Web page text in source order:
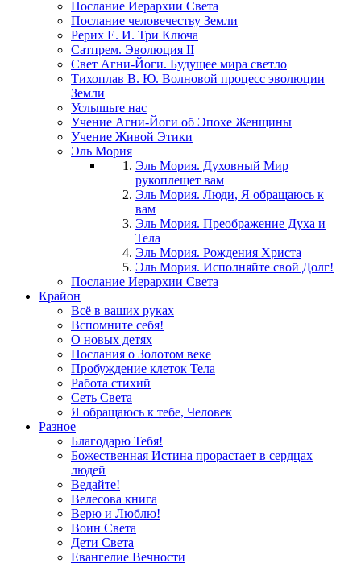
Послание Иерархии Света
Послание человечеству Земли
Рерих Е. И. Три Ключа
Сатпрем. Эволюция II
Свет Агни-Йоги. Будущее мира светло
Тихоплав В. Ю. Волновой процесс эволюции
Земли
Услышьте нас
Учение Агни-Йоги об Эпохе Женщины
Учение Живой Этики
Эль Мория
Эль Мория. Духовный Мир
рукоплещет вам
Эль Мория. Люди, Я обращаюсь к
вам
Эль Мория. Преображение Духа и
Тела
Эль Мория. Рождения Христа
Эль Мория. Исполняйте свой Долг!
Послание Иерархии Света
Крайон
Всё в ваших руках
Вспомните себя!
О новых детях
Послания о Золотом веке
Пробуждение клеток Тела
Работа стихий
Сеть Света
Я обращаюсь к тебе, Человек
Разное
Благодарю Тебя!
Божественная Истина прорастает в сердцах
людей
Ведайте!
Велесова книга
Верю и Люблю!
Воин Света
Дети Света
Евангелие Вечности